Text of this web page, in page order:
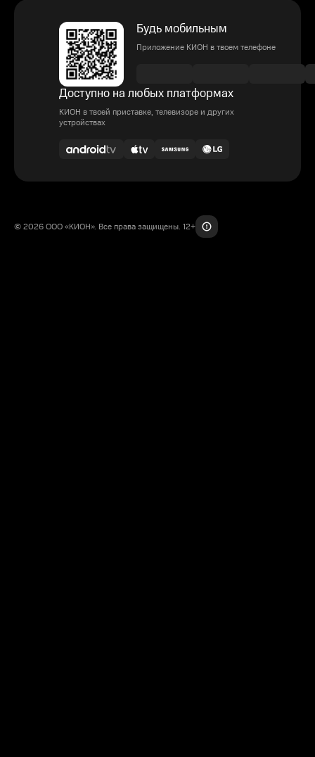
Будь мобильным
Приложение КИОН в твоем телефоне
Доступно на любых платформах
КИОН в твоей приставке, телевизоре и других
устройствах
© 2026 ООО «КИОН». Все права защищены. 12+